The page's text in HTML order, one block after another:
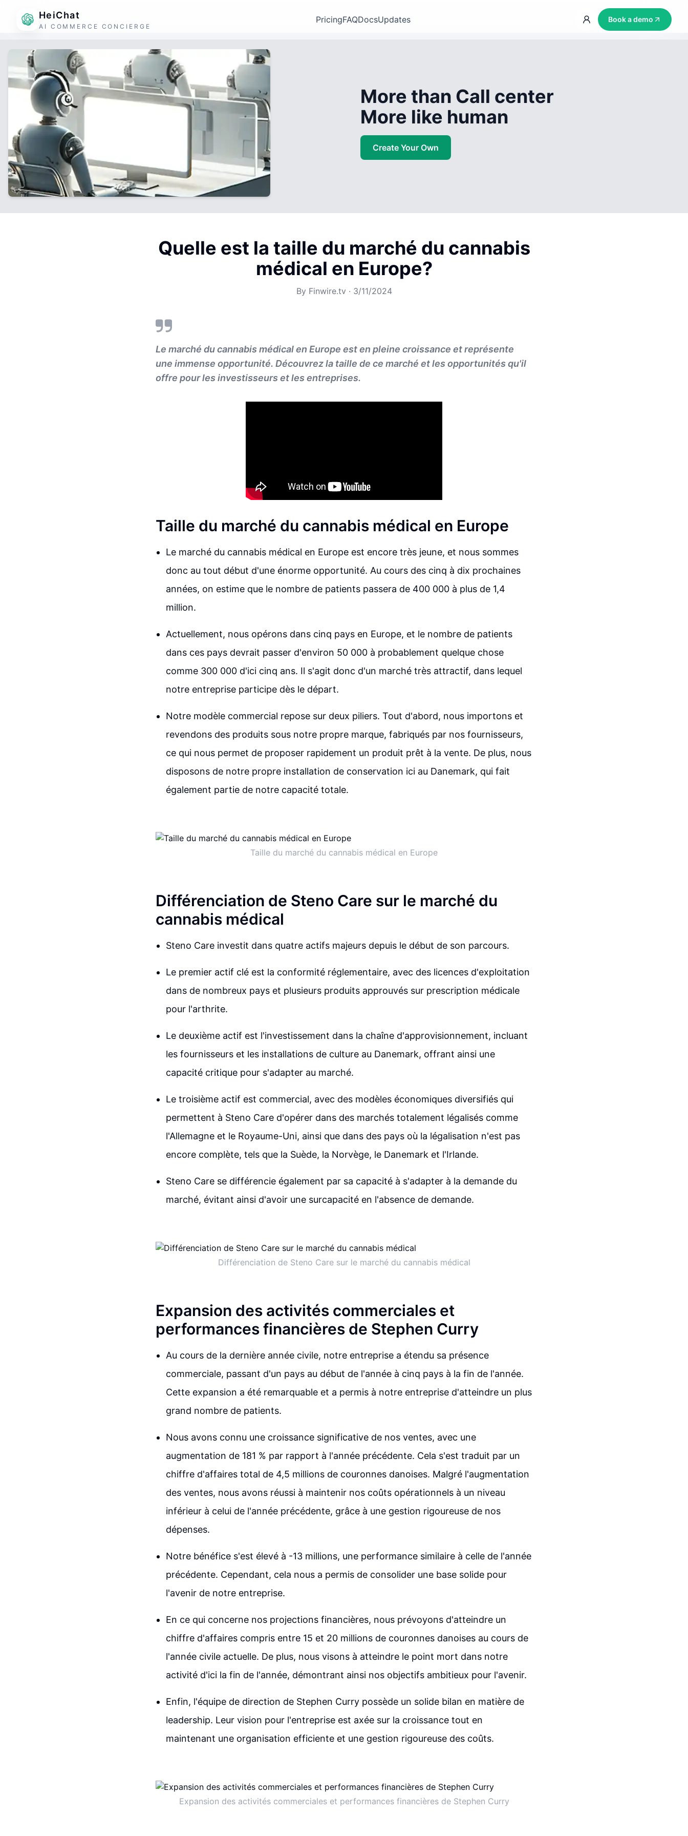
HeiChat
AI COMMERCE CONCIERGE
PricingFAQDocsUpdates Book a demo
More than Call center
More like human
Create Your Own
Quelle est la taille du marché du cannabis
médical en Europe?
By Finwire.tv · 3/11/2024
Le marché du cannabis médical en Europe est en pleine croissance et représente
une immense opportunité. Découvrez la taille de ce marché et les opportunités qu'il
offre pour les investisseurs et les entreprises.
Taille du marché du cannabis médical en Europe
Le marché du cannabis médical en Europe est encore très jeune, et nous sommes
donc au tout début d'une énorme opportunité. Au cours des cinq à dix prochaines
années, on estime que le nombre de patients passera de 400 000 à plus de 1,4
million.
Actuellement, nous opérons dans cinq pays en Europe, et le nombre de patients
dans ces pays devrait passer d'environ 50 000 à probablement quelque chose
comme 300 000 d'ici cinq ans. Il s'agit donc d'un marché très attractif, dans lequel
notre entreprise participe dès le départ.
Notre modèle commercial repose sur deux piliers. Tout d'abord, nous importons et
revendons des produits sous notre propre marque, fabriqués par nos fournisseurs,
ce qui nous permet de proposer rapidement un produit prêt à la vente. De plus, nous
disposons de notre propre installation de conservation ici au Danemark, qui fait
également partie de notre capacité totale.
Taille du marché du cannabis médical en Europe
Différenciation de Steno Care sur le marché du
cannabis médical
Steno Care investit dans quatre actifs majeurs depuis le début de son parcours.
Le premier actif clé est la conformité réglementaire, avec des licences d'exploitation
dans de nombreux pays et plusieurs produits approuvés sur prescription médicale
pour l'arthrite.
Le deuxième actif est l'investissement dans la chaîne d'approvisionnement, incluant
les fournisseurs et les installations de culture au Danemark, offrant ainsi une
capacité critique pour s'adapter au marché.
Le troisième actif est commercial, avec des modèles économiques diversifiés qui
permettent à Steno Care d'opérer dans des marchés totalement légalisés comme
l'Allemagne et le Royaume-Uni, ainsi que dans des pays où la légalisation n'est pas
encore complète, tels que la Suède, la Norvège, le Danemark et l'Irlande.
Steno Care se différencie également par sa capacité à s'adapter à la demande du
marché, évitant ainsi d'avoir une surcapacité en l'absence de demande.
Différenciation de Steno Care sur le marché du cannabis médical
Expansion des activités commerciales et
performances financières de Stephen Curry
Au cours de la dernière année civile, notre entreprise a étendu sa présence
commerciale, passant d'un pays au début de l'année à cinq pays à la fin de l'année.
Cette expansion a été remarquable et a permis à notre entreprise d'atteindre un plus
grand nombre de patients.
Nous avons connu une croissance significative de nos ventes, avec une
augmentation de 181 % par rapport à l'année précédente. Cela s'est traduit par un
chiffre d'affaires total de 4,5 millions de couronnes danoises. Malgré l'augmentation
des ventes, nous avons réussi à maintenir nos coûts opérationnels à un niveau
inférieur à celui de l'année précédente, grâce à une gestion rigoureuse de nos
dépenses.
Notre bénéfice s'est élevé à -13 millions, une performance similaire à celle de l'année
précédente. Cependant, cela nous a permis de consolider une base solide pour
l'avenir de notre entreprise.
En ce qui concerne nos projections financières, nous prévoyons d'atteindre un
chiffre d'affaires compris entre 15 et 20 millions de couronnes danoises au cours de
l'année civile actuelle. De plus, nous visons à atteindre le point mort dans notre
activité d'ici la fin de l'année, démontrant ainsi nos objectifs ambitieux pour l'avenir.
Enfin, l'équipe de direction de Stephen Curry possède un solide bilan en matière de
leadership. Leur vision pour l'entreprise est axée sur la croissance tout en
maintenant une organisation efficiente et une gestion rigoureuse des coûts.
Expansion des activités commerciales et performances financières de Stephen Curry